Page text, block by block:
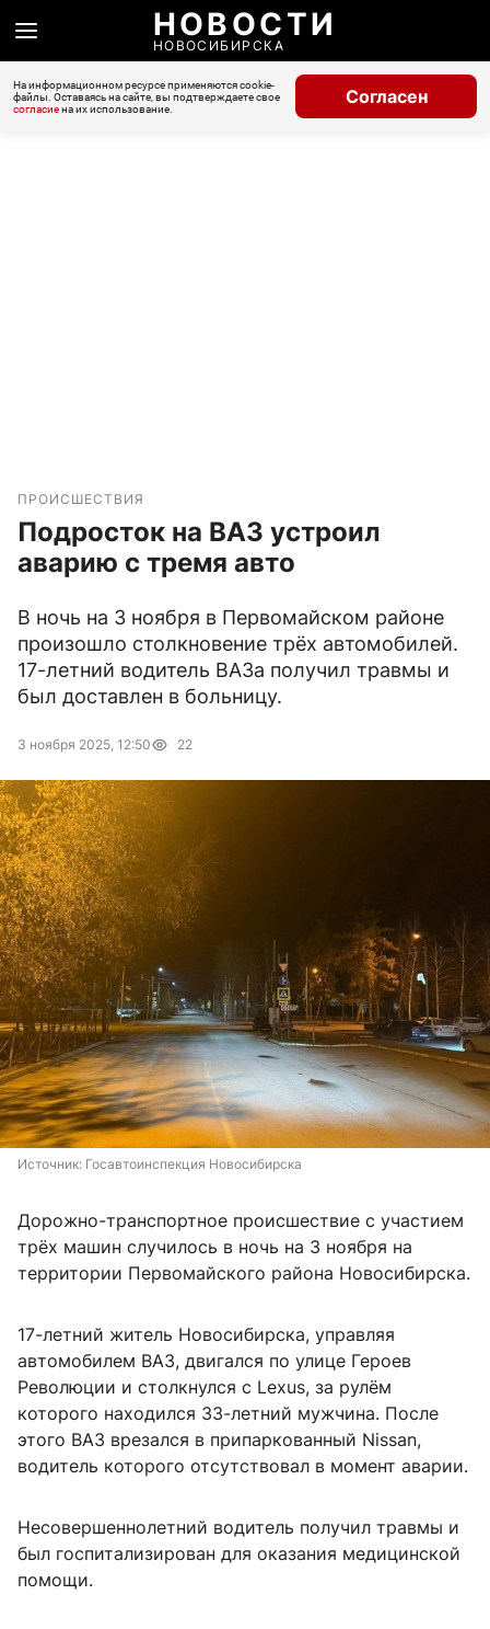
НОВОСТИ
НОВОСИБИРСКА
На информационном ресурсе применяются cookie-
файлы. Оставаясь на сайте, вы подтверждаете свое
согласиена их использование.
Согласен
ПРОИСШЕСТВИЯ
Подросток на ВАЗ устроил
аварию с тремя авто
В ночь на 3 ноября в Первомайском районе
произошло столкновение трёх автомобилей.
17-летний водитель ВАЗа получил травмы и
был доставлен в больницу.
3 ноября 2025, 12:50 22
Источник: Госавтоинспекция Новосибирска
Дорожно-транспортное происшествие с участием
трёх машин случилось в ночь на 3 ноября на
территории Первомайского района Новосибирска.
17-летний житель Новосибирска, управляя
автомобилем ВАЗ, двигался по улице Героев
Революции и столкнулся с Lexus, за рулём
которого находился 33-летний мужчина. После
этого ВАЗ врезался в припаркованный Nissan,
водитель которого отсутствовал в момент аварии.
Несовершеннолетний водитель получил травмы и
был госпитализирован для оказания медицинской
помощи.